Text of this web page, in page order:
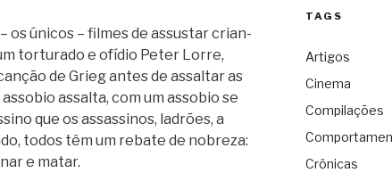
os únicos – fil­mes de assus­tar cri­an­
tor­tu­rado e ofí­dio Peter Lorre,
de Grieg antes de assal­tar as
assalta, com um asso­bio se
que os assas­si­nos, ladrões, a
todos têm um rebate de nobreza:
e matar.
TAGS
Artigos
Cinema
Compilações
Crônicas